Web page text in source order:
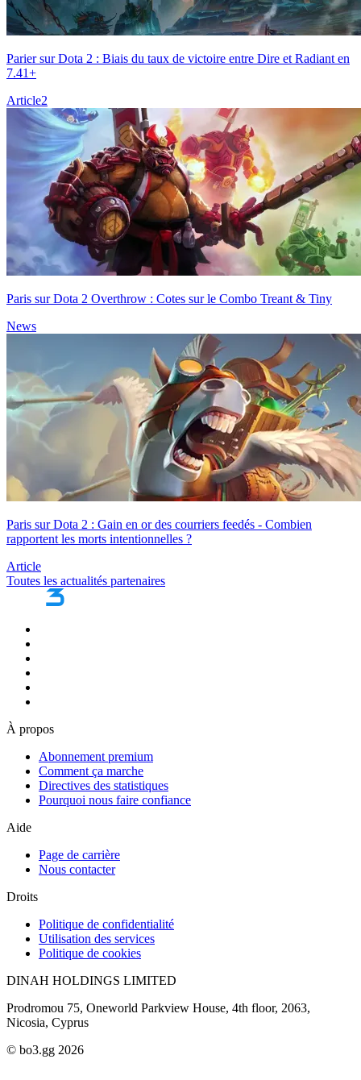
Parier sur Dota 2 : Biais du taux de victoire entre Dire et Radiant en
7.41+
Article2
Paris sur Dota 2 Overthrow : Cotes sur le Combo Treant & Tiny
News
Paris sur Dota 2 : Gain en or des courriers feedés - Combien
rapportent les morts intentionnelles ?
Article
Toutes les actualités partenaires
À propos
Abonnement premium
Comment ça marche
Directives des statistiques
Pourquoi nous faire confiance
Aide
Page de carrière
Nous contacter
Droits
Politique de confidentialité
Utilisation des services
Politique de cookies
DINAH HOLDINGS LIMITED
Prodromou 75, Oneworld Parkview House, 4th floor, 2063,
Nicosia, Cyprus
© bo3.gg 2026